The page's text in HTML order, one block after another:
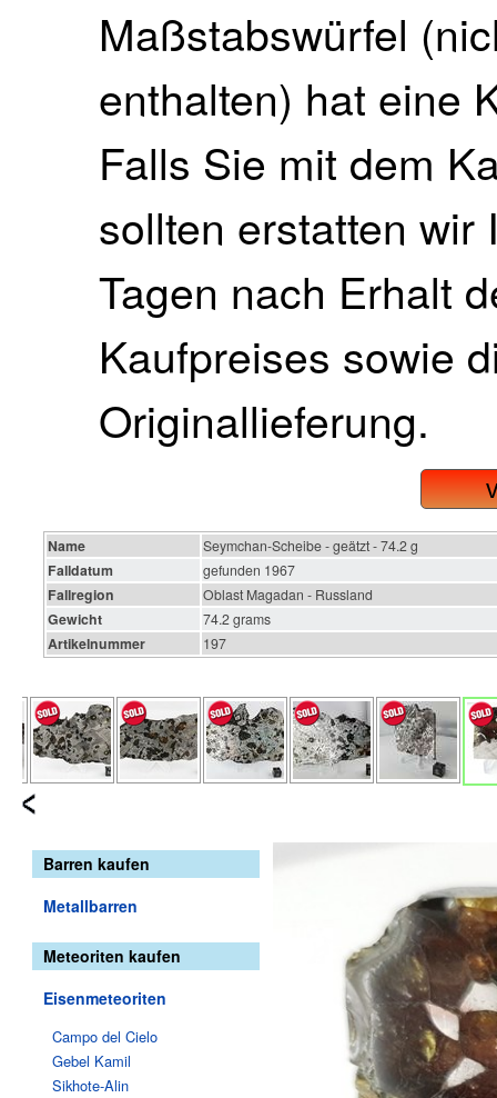
Maßstabswürfel
enthalten) hat eine
Falls Sie mit dem
sollten erstatten
Tagen nach Erhalt
Kaufpreises sowie
Originallieferung.
Name Seymchan-Scheibe - geätzt - 74.2 g
Falldatum gefunden 1967
Fallregion Oblast Magadan - Russland
Gewicht 74.2 grams
Artikelnummer 197
Barren kaufen
Metallbarren
Meteoriten kaufen
Eisenmeteoriten
Campo del Cielo
Gebel Kamil
Sikhote-Alin